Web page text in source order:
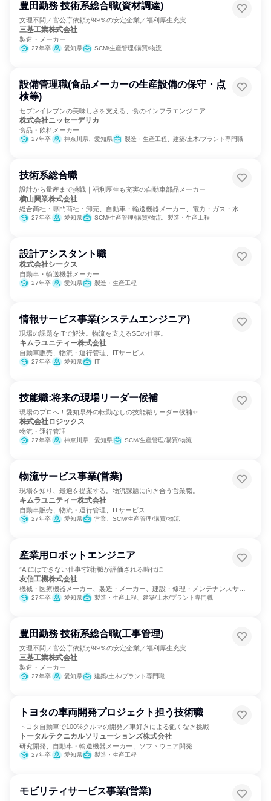
豊田勤務 技術系総合職(資材調達)
文理不問／官公庁依頼が99％の安定企業／福利厚生充実
三基工業株式会社
製造・メーカー
27年卒 愛知県 SCM/生産管理/購買/物流
設備管理職(食品メーカーの生産設備の保守・点
検等)
セブンイレブンの美味しさを支える、食のインフラエンジニア
株式会社ニッセーデリカ
食品・飲料メーカー
27年卒 神奈川県、愛知県 製造・生産工程、建築/土木/プラント専門職
技術系総合職
設計から量産まで挑戦｜福利厚生も充実の自動車部品メーカー
横山興業株式会社
総合商社・専門商社・卸売、自動車・輸送機器メーカー、電力・ガス・水
道・エネルギー
27年卒 愛知県 SCM/生産管理/購買/物流、製造・生産工程
設計アシスタント職
株式会社シークス
自動車・輸送機器メーカー
27年卒 愛知県 製造・生産工程
情報サービス事業(システムエンジニア)
現場の課題をITで解決。物流を支えるSEの仕事。
キムラユニティー株式会社
自動車販売、物流・運行管理、ITサービス
27年卒 愛知県 IT
技能職:将来の現場リーダー候補
現場のプロへ！愛知県外の転勤なしの技能職リーダー候補✨
株式会社ロジックス
物流・運行管理
27年卒 神奈川県、愛知県 SCM/生産管理/購買/物流
物流サービス事業(営業)
現場を知り、最適を提案する。物流課題に向き合う営業職。
キムラユニティー株式会社
自動車販売、物流・運行管理、ITサービス
27年卒 愛知県 営業、SCM/生産管理/購買/物流
産業用ロボットエンジニア
”AIにはできない仕事”技術職が評価される時代に
友信工機株式会社
機械・医療機器メーカー、製造・メーカー、建設・修理・メンテナンスサー
ビス27年卒 愛知県 製造・生産工程、建築/土木/プラント専門職
豊田勤務 技術系総合職(工事管理)
文理不問／官公庁依頼が99％の安定企業／福利厚生充実
三基工業株式会社
製造・メーカー
27年卒 愛知県 建築/土木/プラント専門職
トヨタの車両開発プロジェクト担う技術職
トヨタ自動車で100%クルマの開発／車好きによる飽くなき挑戦
トータルテクニカルソリューションズ株式会社
研究開発、自動車・輸送機器メーカー、ソフトウェア開発
27年卒 愛知県 製造・生産工程
モビリティサービス事業(営業)